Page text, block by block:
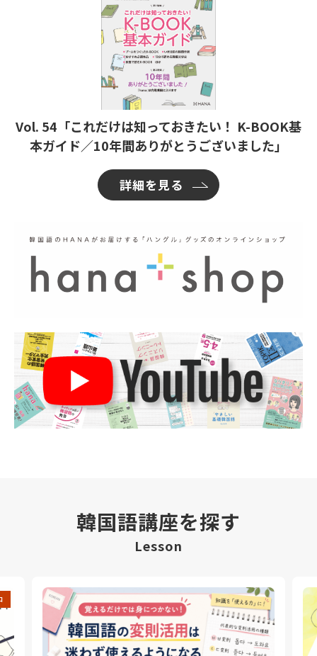
Vol. 54「これだけは知っておきたい！ K-BOOK基
本ガイド／10年間ありがとうございました」
詳細を見る
韓国語講座を探す
Lesson